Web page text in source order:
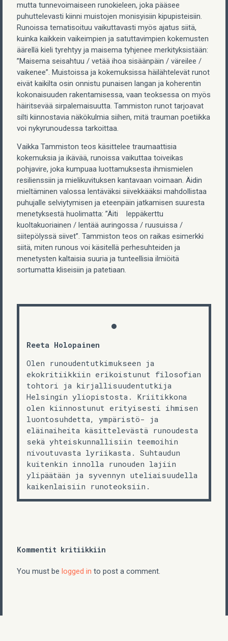
mutta tunnevoimaiseen runokieleen, joka pääsee
puhuttelevasti kiinni muistojen monisyisiin kipupisteisiin.
Runoissa tematisoituu vaikuttavasti myös ajatus siitä,
kuinka kaikkein vaikeimpien ja satuttavimpien kokemusten
äärellä kieli tyrehtyy ja maisema tyhjenee merkityksistään:
”Maisema seisahtuu / vetää ihoa sisäänpäin / väreilee /
vaikenee”. Muistoissa ja kokemuksissa häilähtelevät runot
eivät kaikilta osin onnistu punaisen langan ja koherentin
kokonaisuuden rakentamisessa, vaan teoksessa on myös
häiritsevää sirpalemaisuutta. Tammiston runot tarjoavat
silti kiinnostavia näkökulmia siihen, mitä trauman poetiikka
voi nykyrunoudessa tarkoittaa.
Vaikka Tammiston teos käsittelee traumaattisia
kokemuksia ja ikävää, runoissa vaikuttaa toiveikas
pohjavire, joka kumpuaa luottamuksesta ihmismielen
resilienssiin ja mielikuvituksen kantavaan voimaan. Äidin
mieltäminen valossa lentäväksi siivekkääksi mahdollistaa
puhujalle selviytymisen ja eteenpäin jatkamisen suuresta
menetyksestä huolimatta: ”Äiti leppäkerttu
kuoltakuoriainen / lentää auringossa / ruusuissa /
siitepölyssä siivet”. Tammiston teos on raikas esimerkki
siitä, miten runous voi käsitellä perhesuhteiden ja
menetysten kaltaisia suuria ja tunteellisia ilmiöitä
sortumatta kliseisiin ja patetiaan.
Reeta Holopainen
Olen runoudentutkimukseen ja
ekokritiikkiin erikoistunut filosofian
tohtori ja kirjallisuudentutkija
Helsingin yliopistosta. Kriitikkona
olen kiinnostunut erityisesti ihmisen
luontosuhdetta, ympäristö- ja
eläinaiheita käsittelevästä runoudesta
sekä yhteiskunnallisiin teemoihin
nivoutuvasta lyriikasta. Suhtaudun
kuitenkin innolla runouden lajiin
ylipäätään ja syvennyn uteliaisuudella
kaikenlaisiin runoteoksiin.
Kommentit kritiikkiin
You must be logged in to post a comment.